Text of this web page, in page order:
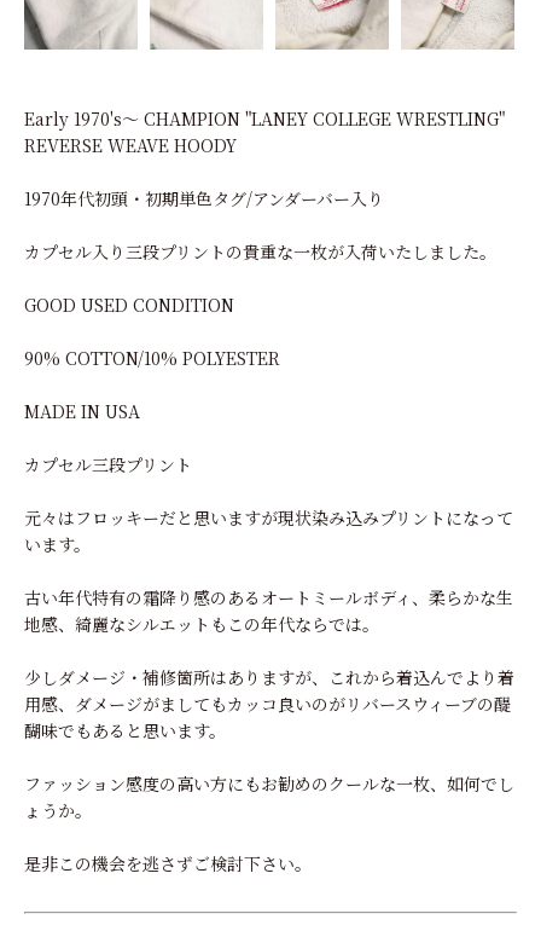
Early 1970's～ CHAMPION "LANEY COLLEGE WRESTLING"
REVERSE WEAVE HOODY
1970年代初頭・初期単色タグ/アンダーバー入り
カプセル入り三段プリントの貴重な一枚が入荷いたしました。
GOOD USED CONDITION
90% COTTON/10% POLYESTER
MADE IN USA
カプセル三段プリント
元々はフロッキーだと思いますが現状染み込みプリントになって
います。
古い年代特有の霜降り感のあるオートミールボディ、柔らかな生
地感、綺麗なシルエットもこの年代ならでは。
少しダメージ・補修箇所はありますが、これから着込んでより着
用感、ダメージがましてもカッコ良いのがリバースウィーブの醍
醐味でもあると思います。
ファッション感度の高い方にもお勧めのクールな一枚、如何でし
ょうか。
是非この機会を逃さずご検討下さい。